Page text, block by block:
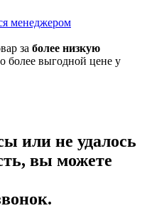
менеджером
за более низкую
более выгодной цене у
или не удалось
вы можете